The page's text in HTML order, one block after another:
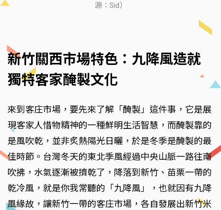
源：Sid）
新竹關西市場特色：九降風造就
獨特客家醃製文化
來到客庄市場，要先來了解「醃製」這件事，它是展
現客家人惜物精神的一種鮮明生活智慧，而醃製靠的
是風吹乾，並非炙熱陽光日曬，於是冬季是醃製的最
佳時節。台灣冬天的東北季風經過中央山脈一路往南
吹拂，水氣逐漸被擠乾了，降落到新竹、苗栗一帶的
乾冷風，就是你我常聽的「九降風」，也就因有九降
風緣故，讓新竹一帶的客庄市場，各自發展出新竹米